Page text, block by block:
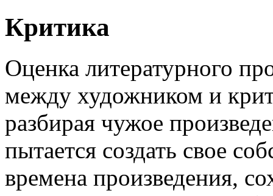
Критика
Оценка литературного
между художником и
разбирая чужое
пытается создать свое
времена произведения,